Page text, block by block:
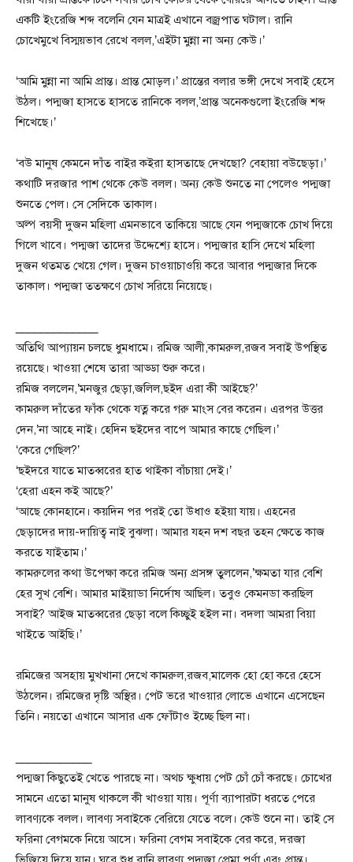
একটি ইংরেজি শব্দ বলেনি যেন মাত্রই এখানে বজ্রপাত ঘটাল। রানি
চোখেমুখে বিস্ময়ভাব রেখে বলল,’এইটা মুন্না না অন্য কেউ।’
‘আমি মুন্না না আমি প্রান্ত। প্রান্ত মোড়ল।’ প্রান্তের বলার ভঙ্গী দেখে সবাই হেসে
উঠল। পদ্মজা হাসতে হাসতে রানিকে বলল,’প্রান্ত অনেকগুলো ইংরেজি শব্দ
শিখেছে।’
‘বউ মানুষ কেমনে দাঁত বাইর কইরা হাসতাছে দেখছো? বেহায়া বউছেড়া।’
কথাটি দরজার পাশ থেকে কেউ বলল। অন্য কেউ শুনতে না পেলেও পদ্মজা
শুনতে পেল। সে সেদিকে তাকাল।
অল্প বয়সী দুজন মহিলা এমনভাবে তাকিয়ে আছে যেন পদ্মজাকে চোখ দিয়ে
গিলে খাবে। পদ্মজা তাদের উদ্দেশ্যে হাসে। পদ্মজার হাসি দেখে মহিলা
দুজন থতমত খেয়ে গেল। দুজন চাওয়াচাওয়ি করে আবার পদ্মজার দিকে
তাকাল। পদ্মজা ততক্ষণে চোখ সরিয়ে নিয়েছে।
অতিথি আপ্যায়ন চলছে ধুমধামে। রমিজ আলী,কামরুল,রজব সবাই উপস্থিত
রয়েছে। খাওয়া শেষে তারা আড্ডা শুরু করে।
রমিজ বললেন,’মনজুর ছেড়া,জলিল,ছইদ এরা কী আইছে?’
কামরুল দাঁতের ফাঁক থেকে যত্ন করে গরু মাংস বের করেন। এরপর উত্তর
দেন,’না আহে নাই। হেদিন ছইদের বাপে আমার কাছে গেছিল।’
‘কেরে গেছিল?’
‘ছইদরে যাতে মাতব্বরের হাত থাইকা বাঁচায়া দেই।’
‘হেরা এহন কই আছে?’
‘আছে কোনহানে। কয়দিন পর পরই তো উধাও হইয়া যায়। এহনের
ছেড়াদের দায়-দায়িত্ব নাই বুঝলা। আমার যহন দশ বছর তহন ক্ষেতে কাজ
করতে যাইতাম।’
কামরুলের কথা উপেক্ষা করে রমিজ অন্য প্রসঙ্গ তুললেন,’ক্ষমতা যার বেশি
হের সুখ বেশি। আমার মাইয়াডা নির্দোষ আছিল। তবুও কেমনডা করছিল
সবাই? আইজ মাতব্বরের ছেড়া বলে কিচ্ছুই হইল না। বদলা আমরা বিয়া
খাইতে আইছি।’
রমিজের অসহায় মুখখানা দেখে কামরুল,রজব,মালেক হো হো করে হেসে
উঠলেন। রমিজের দৃষ্টি অস্থির। পেট ভরে খাওয়ার লোভে এখানে এসেছেন
তিনি। নয়তো এখানে আসার এক ফোঁটাও ইচ্ছে ছিল না।
পদ্মজা কিছুতেই খেতে পারছে না। অথচ ক্ষুধায় পেট চোঁ চোঁ করছে। চোখের
সামনে এতো মানুষ থাকলে কী খাওয়া যায়। পূর্ণা ব্যাপারটা ধরতে পেরে
লাবণ্যকে বলল। লাবণ্য সবাইকে বেরিয়ে যেতে বলে। কেউ শুনে না। তাই সে
ফরিনা বেগমকে নিয়ে আসে। ফরিনা বেগম সবাইকে বের করে, দরজা